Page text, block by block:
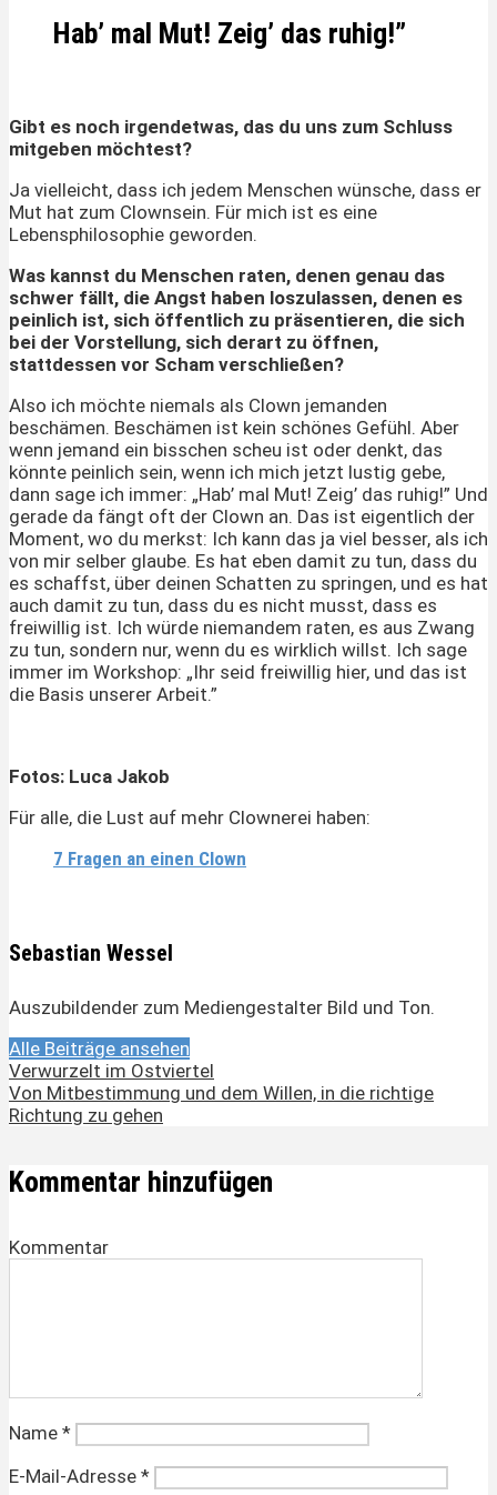
Hab’ mal Mut! Zeig’ das ruhig!”
Gibt es noch irgendetwas, das du uns zum Schluss
mitgeben möchtest?
Ja vielleicht, dass ich jedem Menschen wünsche, dass er
Mut hat zum Clownsein. Für mich ist es eine
Lebensphilosophie geworden.
Was kannst du Menschen raten, denen genau das
schwer fällt, die Angst haben loszulassen, denen es
peinlich ist, sich öffentlich zu präsentieren, die sich
bei der Vorstellung, sich derart zu öffnen,
stattdessen vor Scham verschließen?
Also ich möchte niemals als Clown jemanden
beschämen. Beschämen ist kein schönes Gefühl. Aber
wenn jemand ein bisschen scheu ist oder denkt, das
könnte peinlich sein, wenn ich mich jetzt lustig gebe,
dann sage ich immer: „Hab’ mal Mut! Zeig’ das ruhig!” Und
gerade da fängt oft der Clown an. Das ist eigentlich der
Moment, wo du merkst: Ich kann das ja viel besser, als ich
von mir selber glaube. Es hat eben damit zu tun, dass du
es schaffst, über deinen Schatten zu springen, und es hat
auch damit zu tun, dass du es nicht musst, dass es
freiwillig ist. Ich würde niemandem raten, es aus Zwang
zu tun, sondern nur, wenn du es wirklich willst. Ich sage
immer im Workshop: „Ihr seid freiwillig hier, und das ist
die Basis unserer Arbeit.”
Fotos: Luca Jakob
Für alle, die Lust auf mehr Clownerei haben:
7 Fragen an einen Clown
Sebastian Wessel
Auszubildender zum Mediengestalter Bild und Ton.
Alle Beiträge ansehen
Verwurzelt im Ostviertel
Von Mitbestimmung und dem Willen, in die richtige
Richtung zu gehen
Kommentar hinzufügen
Kommentar
Name *
E-Mail-Adresse *